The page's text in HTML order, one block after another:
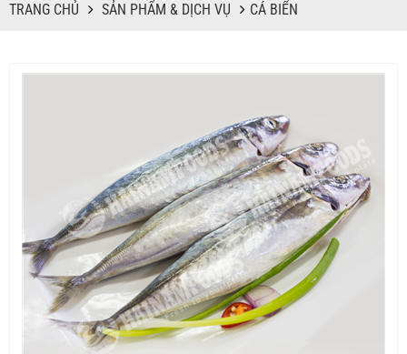
TRANG CHỦ SẢN PHẨM & DỊCH VỤ CÁ BIỂN